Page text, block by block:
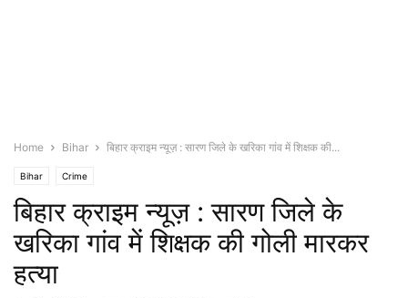
Home Bihar बिहार क्राइम न्यूज़ : सारण जिले के खरिका गांव में शिक्षक की...
Bihar Crime
बिहार क्राइम न्यूज़ : सारण जिले के
खरिका गांव में शिक्षक की गोली मारकर
हत्या